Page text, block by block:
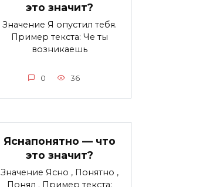
это значит?
Значение Я опустил тебя.
Пример текста: Че ты
возникаешь
0 36
Яснапонятно — что
это значит?
Значение Ясно , Понятно ,
Понял . Пример текста: